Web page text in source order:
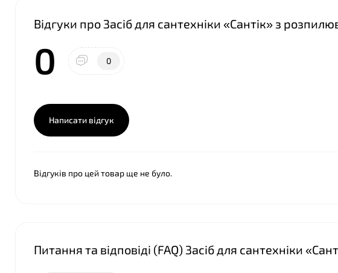
Відгуки про Засіб для сантехніки «Сантік» з
0 0
Написати відгук
Відгуків про цей товар ще не було.
Питання та відповіді (FAQ) Засіб для сантехніки